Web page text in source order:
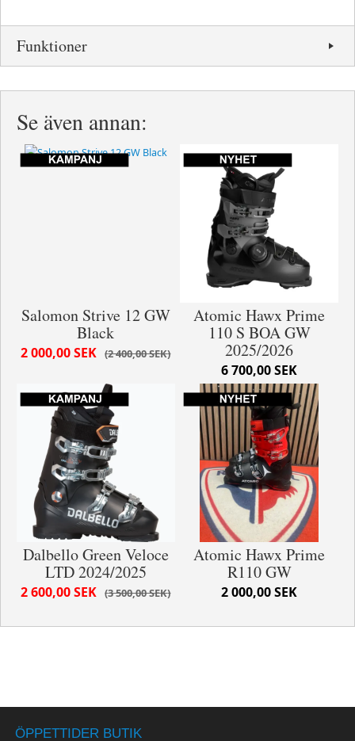
Funktioner
Se även annan:
Salomon Strive 12 GW
Black
2 400,00 SEK
2 000,00 SEK
Atomic Hawx Prime
110 S BOA GW
2025/2026
6 700,00 SEK
Dalbello Green Veloce
LTD 2024/2025
3 500,00 SEK
2 600,00 SEK
Atomic Hawx Prime
R110 GW
2 000,00 SEK
ÖPPETTIDER BUTIK